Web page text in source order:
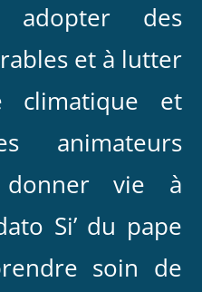
adopter des
et à lutter
climatique et
animateurs
donner vie à
Si’ du pape
soin de